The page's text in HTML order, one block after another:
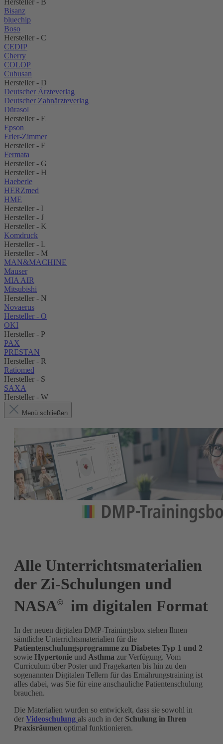
Hersteller - B
Bisanz
bluechip
Boso
Hersteller - C
CEDIP
Cherry
COLOP
Cubusan
Hersteller - D
Deutscher Ärzteverlag
Deutscher Zahnärzteverlag
Dürasol
Hersteller - E
Epson
Erler-Zimmer
Hersteller - F
Fermata
Hersteller - G
Hersteller - H
Haeberle
HERZmed
HME
Hersteller - I
Hersteller - J
Hersteller - K
Komdruck
Hersteller - L
Hersteller - M
MAN&MACHINE
Mauser
MIA AIR
Mitsubishi
Hersteller - N
Novaerus
Hersteller - O
OKI
Hersteller - P
PAX
PRESTAN
Hersteller - R
Ratiomed
Hersteller - S
SAXA
Hersteller - W
Menü schließen
Alle Unterrichtsmaterialien
der Zi-Schulungen und
NASA© im digitalen Format
In der neuen digitalen DMP-Trainingsbox stehen Ihnen
sämtliche Unterrichtsmaterialien für die
Patientenschulungsprogramme zu Diabetes Typ 1 und 2
sowie Hypertonie und Asthma zur Verfügung. Vom
Curriculum über Poster und Fragekarten bis hin zu den
sogenannten Digitalen Tellern für das Ernährungstraining ist
alles dabei, was Sie für eine anschauliche Patientenschulung
brauchen.
Die Materialien wurden so entwickelt, dass sie sowohl in
der Videoschulung als auch in der Schulung in Ihren
Praxisräumen optimal funktionieren.